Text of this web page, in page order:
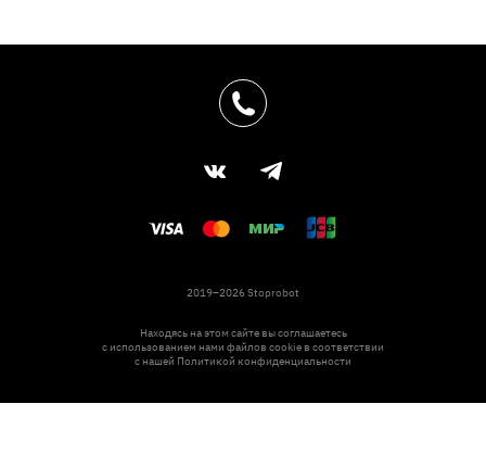
2019–2026 Stoprobot
Находясь на этом сайте вы соглашаетесь
с использованием нами файлов cookie в соответствии
с нашей Политикой конфиденциальности